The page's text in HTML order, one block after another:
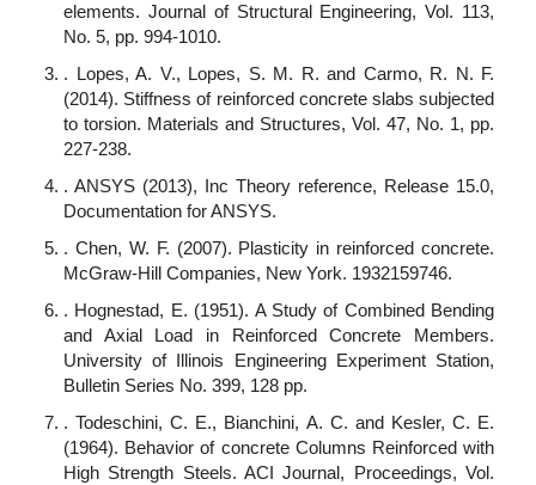
elements. Journal of Structural Engineering, Vol. 113,
No. 5, pp. 994-1010.
. Lopes, A. V., Lopes, S. M. R. and Carmo, R. N. F.
(2014). Stiffness of reinforced concrete slabs subjected
to torsion. Materials and Structures, Vol. 47, No. 1, pp.
227-238.
. ANSYS (2013), Inc Theory reference, Release 15.0,
Documentation for ANSYS.
. Chen, W. F. (2007). Plasticity in reinforced concrete.
McGraw-Hill Companies, New York. 1932159746.
. Hognestad, E. (1951). A Study of Combined Bending
and Axial Load in Reinforced Concrete Members.
University of Illinois Engineering Experiment Station,
Bulletin Series No. 399, 128 pp.
. Todeschini, C. E., Bianchini, A. C. and Kesler, C. E.
(1964). Behavior of concrete Columns Reinforced with
High Strength Steels. ACI Journal, Proceedings, Vol.